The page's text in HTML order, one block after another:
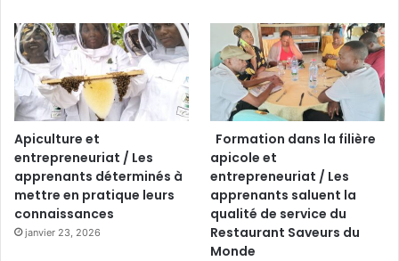
Apiculture et
entrepreneuriat / Les
apprenants déterminés à
mettre en pratique leurs
connaissances
janvier 23, 2026
Formation dans la filière
apicole et
entrepreneuriat / Les
apprenants saluent la
qualité de service du
Restaurant Saveurs du
Monde